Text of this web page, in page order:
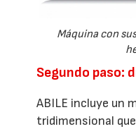
Máquina con
Segundo paso:
ABILE incluye un
tridimensional